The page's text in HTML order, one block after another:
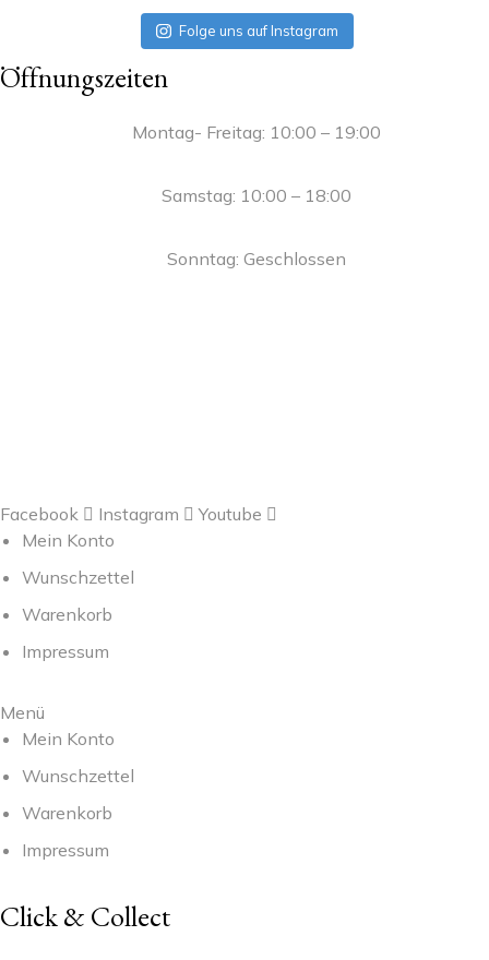
Folge uns auf Instagram
Öffnungszeiten
Montag- Freitag: 10:00 – 19:00
Samstag: 10:00 – 18:00
Sonntag: Geschlossen
Facebook Instagram
Youtube
Mein Konto
Wunschzettel
Warenkorb
Impressum
Menü
Mein Konto
Wunschzettel
Warenkorb
Impressum
Click & Collect